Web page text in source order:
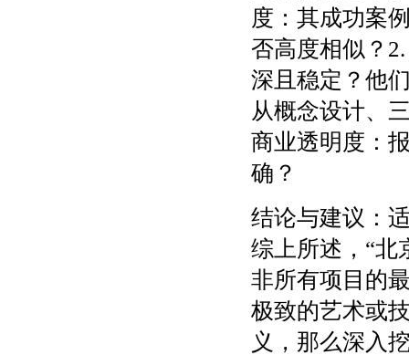
度：其成功案
否高度相似？
深且稳定？他
从概念设计、
商业透明度：
确？
结论与建议：
综上所述，“北
非所有项目的
极致的艺术或
义，那么深入